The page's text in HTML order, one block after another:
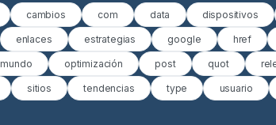
cambios com data dispositivos
enlaces estrategias google href
mundo optimización post quot
sitios tendencias type usuario